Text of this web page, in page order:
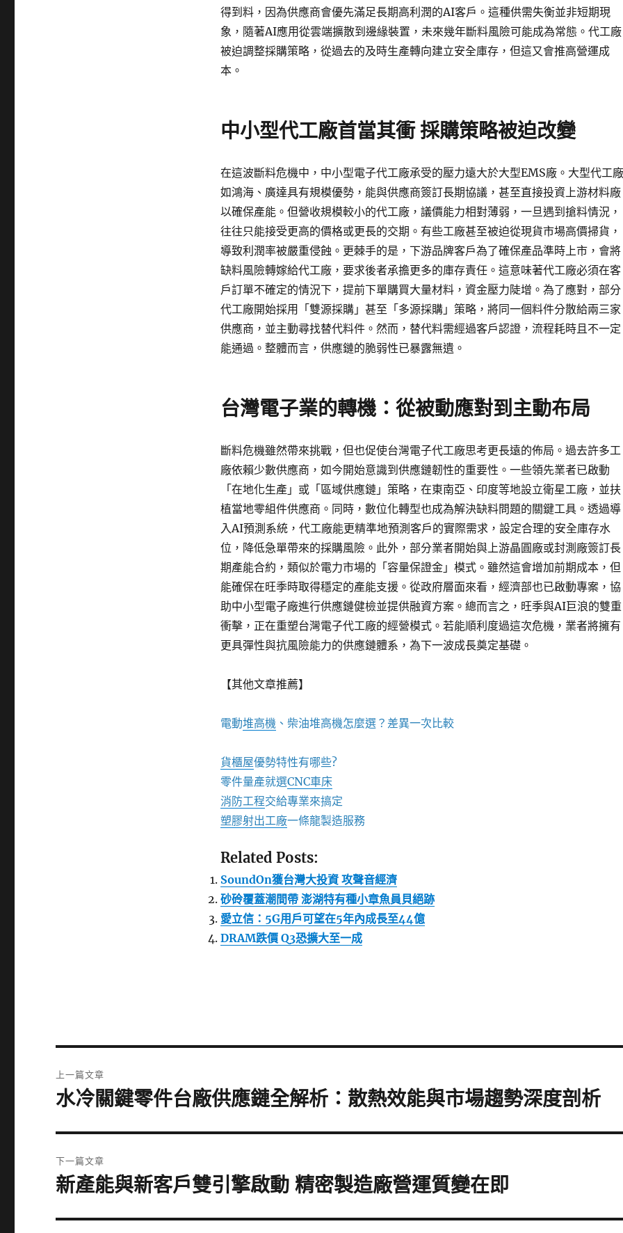
得到料，因為供應商會優先滿足長期高利潤的AI客戶。這種供需失衡並非短期現
象，隨著AI應用從雲端擴散到邊緣裝置，未來幾年斷料風險可能成為常態。代工廠
被迫調整採購策略，從過去的及時生產轉向建立安全庫存，但這又會推高營運成
本。
中小型代工廠首當其衝 採購策略被迫改變
在這波斷料危機中，中小型電子代工廠承受的壓力遠大於大型EMS廠。大型代工廠
如鴻海、廣達具有規模優勢，能與供應商簽訂長期協議，甚至直接投資上游材料廠
以確保產能。但營收規模較小的代工廠，議價能力相對薄弱，一旦遇到搶料情況，
往往只能接受更高的價格或更長的交期。有些工廠甚至被迫從現貨市場高價掃貨，
導致利潤率被嚴重侵蝕。更棘手的是，下游品牌客戶為了確保產品準時上市，會將
缺料風險轉嫁給代工廠，要求後者承擔更多的庫存責任。這意味著代工廠必須在客
戶訂單不確定的情況下，提前下單購買大量材料，資金壓力陡增。為了應對，部分
代工廠開始採用「雙源採購」甚至「多源採購」策略，將同一個料件分散給兩三家
供應商，並主動尋找替代料件。然而，替代料需經過客戶認證，流程耗時且不一定
能通過。整體而言，供應鏈的脆弱性已暴露無遺。
台灣電子業的轉機：從被動應對到主動布局
斷料危機雖然帶來挑戰，但也促使台灣電子代工廠思考更長遠的佈局。過去許多工
廠依賴少數供應商，如今開始意識到供應鏈韌性的重要性。一些領先業者已啟動
「在地化生產」或「區域供應鏈」策略，在東南亞、印度等地設立衛星工廠，並扶
植當地零組件供應商。同時，數位化轉型也成為解決缺料問題的關鍵工具。透過導
入AI預測系統，代工廠能更精準地預測客戶的實際需求，設定合理的安全庫存水
位，降低急單帶來的採購風險。此外，部分業者開始與上游晶圓廠或封測廠簽訂長
期產能合約，類似於電力市場的「容量保證金」模式。雖然這會增加前期成本，但
能確保在旺季時取得穩定的產能支援。從政府層面來看，經濟部也已啟動專案，協
助中小型電子廠進行供應鏈健檢並提供融資方案。總而言之，旺季與AI巨浪的雙重
衝擊，正在重塑台灣電子代工廠的經營模式。若能順利度過這次危機，業者將擁有
更具彈性與抗風險能力的供應鏈體系，為下一波成長奠定基礎。
【其他文章推薦】
電動堆高機、柴油堆高機怎麼選？差異一次比較
貨櫃屋優勢特性有哪些?
零件量產就選CNC車床
消防工程交給專業來搞定
塑膠射出工廠一條龍製造服務
Related Posts:
SoundOn獲台灣大投資 攻聲音經濟
砂砱覆蓋潮間帶 澎湖特有種小章魚員貝絕跡
愛立信：5G用戶可望在5年內成長至44億
DRAM跌價 Q3恐擴大至一成
章
上一篇文章
上
篇
文
章:
水冷關鍵零件台廠供應鏈全解析：散熱效能與市場趨勢深度剖析
下一篇文章
下
篇
新產能與新客戶雙引擎啟動 精密製造廠營運質變在即